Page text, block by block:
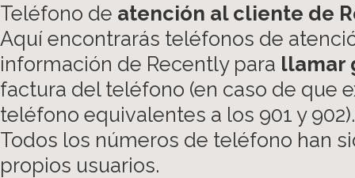
Teléfono de atención al cliente de
Aquí encontrarás teléfonos de
información de Recently para llamar
factura del teléfono (en caso de que
teléfono equivalentes a los 901 y 902).
Todos los números de teléfono han
propios usuarios.